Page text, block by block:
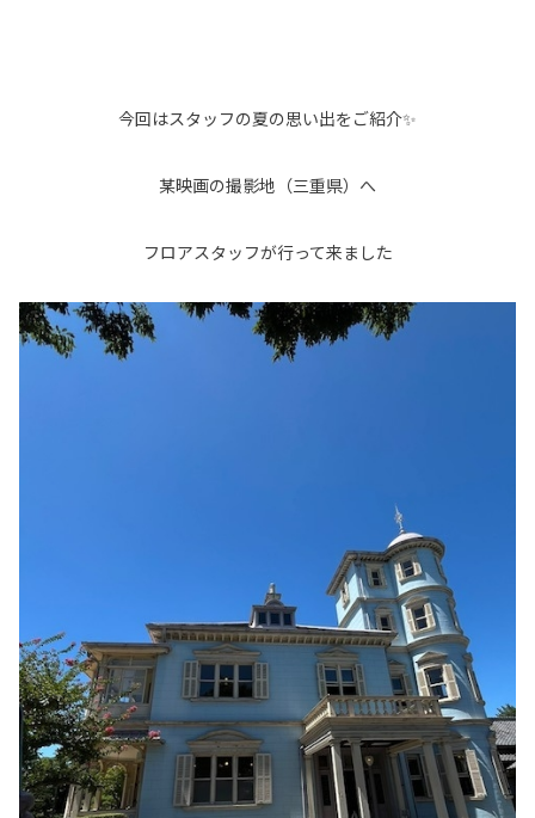
今回はスタッフの夏の思い出をご紹介✨
某映画の撮影地（三重県）へ
フロアスタッフが行って来ました